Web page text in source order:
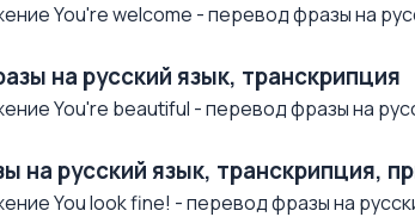
You're welcome - перевод фразы на
на русский язык, транскрипция
You're beautiful - перевод фразы на
на русский язык, транскрипция,
You look fine! - перевод фразы на